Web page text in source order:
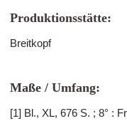
Produktionsstätte:
Breitkopf
Maße / Umfang:
[1] Bl., XL, 676 S. ; 8° :